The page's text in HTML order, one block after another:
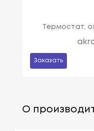
Термостат,
Заказать
О